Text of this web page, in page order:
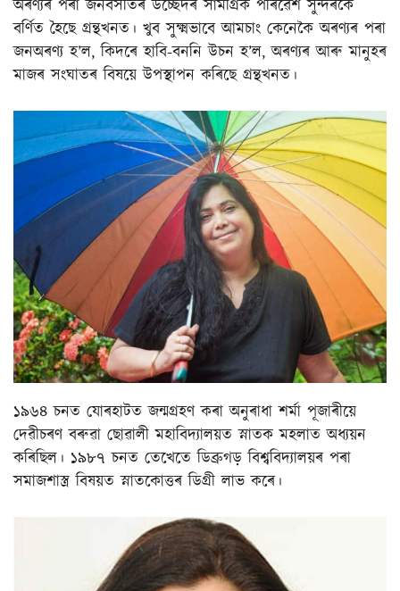
অৰণ্যৰ পৰা জনবসতিৰ উচ্ছেদৰ সামগ্ৰিক পৰিৱেশ সুন্দৰকৈ
বৰ্ণিত হৈছে গ্ৰন্থখনত। খুব সুক্ষ্মভাবে আমচাং কেনেকৈ অৰণ্যৰ পৰা
জনঅৰণ্য হ’ল, কিদৰে হাবি-বননি উচন হ’ল, অৰণ্যৰ আৰু মানুহৰ
মাজৰ সংঘাতৰ বিষয়ে উপস্থাপন কৰিছে গ্ৰন্থখনত।
১৯৬৪ চনত যোৰহাটত জন্মগ্ৰহণ কৰা অনুৰাধা শৰ্মা পূজাৰীয়ে
দেৱীচৰণ বৰুৱা ছোৱালী মহাবিদ্যালয়ত স্নাতক মহলাত অধ্যয়ন
কৰিছিল। ১৯৮৭ চনত তেখেতে ডিব্ৰুগড় বিশ্ববিদ্যালয়ৰ পৰা
সমাজশাস্ত্ৰ বিষয়ত স্নাতকোত্তৰ ডিগ্ৰী লাভ কৰে।